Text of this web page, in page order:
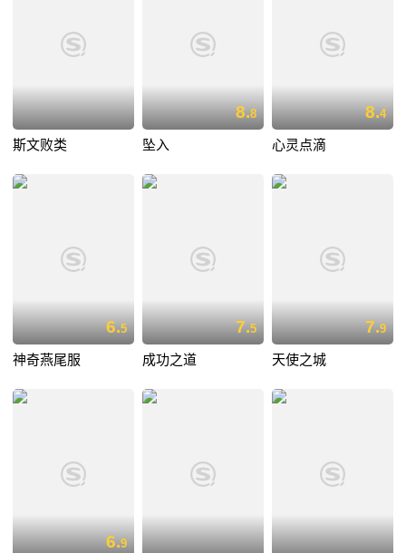
斯文败类
8.8
坠入
8.4
心灵点滴
6.5
神奇燕尾服
7.5
成功之道
7.9
天使之城
6.9